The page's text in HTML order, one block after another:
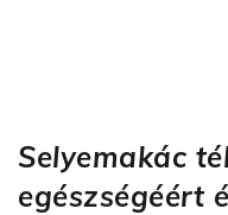
Selyemakác
egészségéért